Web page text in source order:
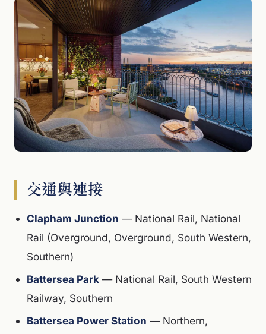
交通與連接
Clapham Junction — National Rail, National
Rail (Overground, Overground, South Western,
Southern)
Battersea Park— National Rail, South Western
Railway, Southern
Battersea Power Station — Northern,